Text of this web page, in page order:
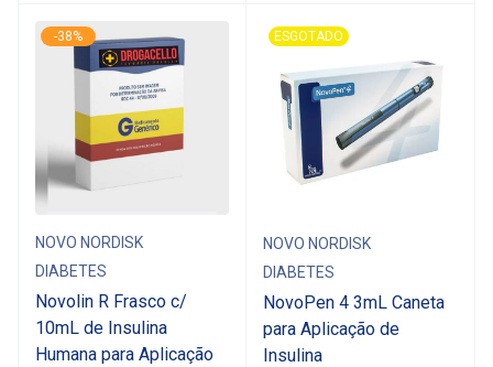
-38%
NOVO NORDISK
DIABETES
Novolin R Frasco c/
10mL de Insulina
Humana para Aplicação
ESGOTADO
NOVO NORDISK
DIABETES
NovoPen 4 3mL Caneta
para Aplicação de
Insulina